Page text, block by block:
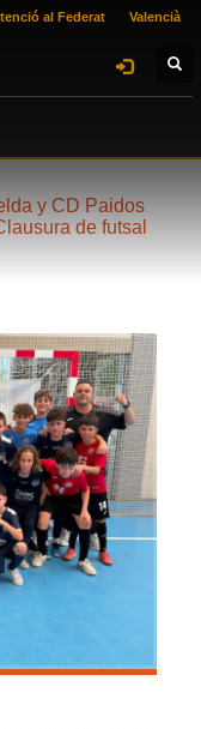
al Federat Valencià
y CD Paidos
de futsal